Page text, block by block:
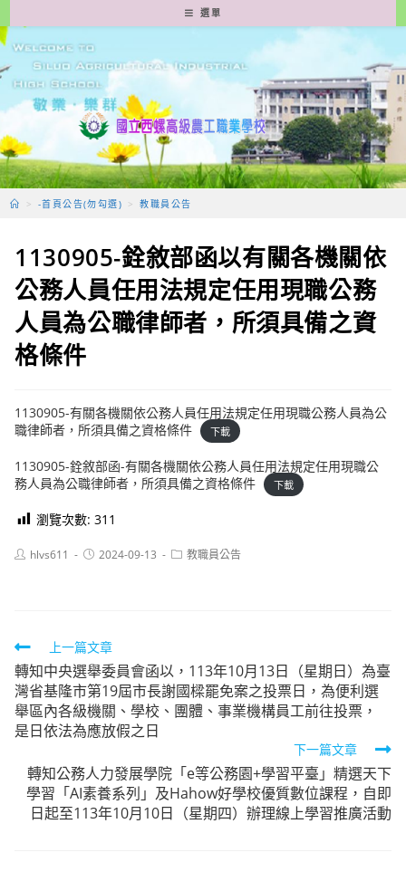
轉
至
要
容
選單
> -首頁公告(勿勾選) > 教職員公告
1130905-銓敘部函以有關各機關依
公務人員任用法規定任用現職公務
人員為公職律師者，所須具備之資
格條件
1130905-有關各機關依公務人員任用法規定任用現職公務人員為公
職律師者，所須具備之資格條件
下載
1130905-銓敘部函-有關各機關依公務人員任用法規定任用現職公
務人員為公職律師者，所須具備之資格條件
下載
瀏覽次數: 311
Posthlvs611
Post2024-09-13
Post教職員公告
Read
more
articles
上一篇文章
轉知中央選舉委員會函以，113年10月13日（星期日）為臺
灣省基隆市第19屆市長謝國樑罷免案之投票日，為便利選
舉區內各級機關、學校、團體、事業機構員工前往投票，
是日依法為應放假之日
下一篇文章
轉知公務人力發展學院「e等公務園+學習平臺」精選天下
學習「AI素養系列」及Hahow好學校優質數位課程，自即
日起至113年10月10日（星期四）辦理線上學習推廣活動